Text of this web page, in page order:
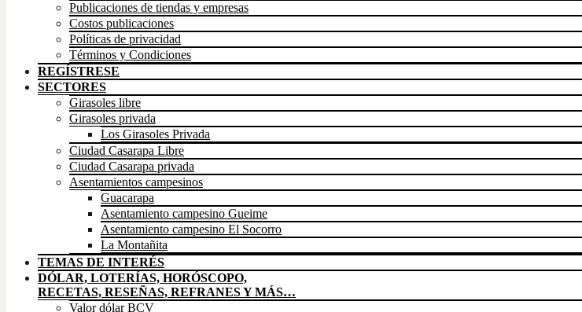
Publicaciones de tiendas y empresas
Costos publicaciones
Políticas de privacidad
Términos y Condiciones
REGÍSTRESE
SECTORES
Girasoles libre
Girasoles privada
Los Girasoles Privada
Ciudad Casarapa Libre
Ciudad Casarapa privada
Asentamientos campesinos
Guacarapa
Asentamiento campesino Gueime
Asentamiento campesino El Socorro
La Montañita
TEMAS DE INTERÉS
DÓLAR, LOTERÍAS, HORÓSCOPO,
RECETAS, RESEÑAS, REFRANES Y MÁS…
Valor dólar BCV